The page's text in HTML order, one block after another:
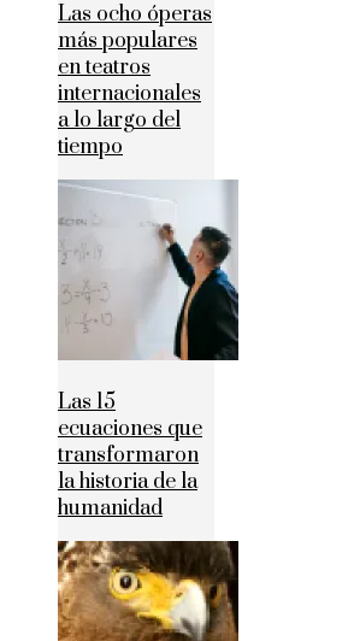
Las ocho óperas
más populares
en teatros
internacionales
a lo largo del
tiempo
Las 15
ecuaciones que
transformaron
la historia de la
humanidad